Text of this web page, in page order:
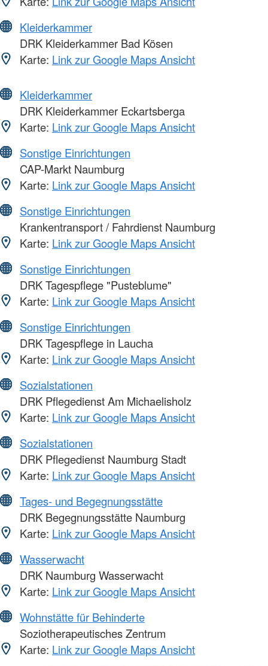
Kleiderkammer
DRK Kleiderkammer Bad Kösen
Karte: Link zur Google Maps Ansicht
Kleiderkammer
DRK Kleiderkammer Eckartsberga
Karte: Link zur Google Maps Ansicht
Sonstige Einrichtungen
CAP-Markt Naumburg
Karte: Link zur Google Maps Ansicht
Sonstige Einrichtungen
Krankentransport / Fahrdienst Naumburg
Karte: Link zur Google Maps Ansicht
Sonstige Einrichtungen
DRK Tagespflege "Pusteblume"
Karte: Link zur Google Maps Ansicht
Sonstige Einrichtungen
DRK Tagespflege in Laucha
Karte: Link zur Google Maps Ansicht
Sozialstationen
DRK Pflegedienst Am Michaelisholz
Karte: Link zur Google Maps Ansicht
Sozialstationen
DRK Pflegedienst Naumburg Stadt
Karte: Link zur Google Maps Ansicht
Tages- und Begegnungsstätte
DRK Begegnungsstätte Naumburg
Karte: Link zur Google Maps Ansicht
Wasserwacht
DRK Naumburg Wasserwacht
Karte: Link zur Google Maps Ansicht
Wohnstätte für Behinderte
Soziotherapeutisches Zentrum
Karte: Link zur Google Maps Ansicht